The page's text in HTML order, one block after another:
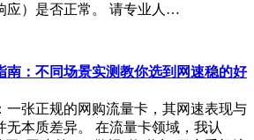
应）是否正常。 请专业人…
南：不同场景实测教你选到网速稳的好
一张正规的网购流量卡，其网速表现与
无本质差异。 在流量卡领域，我认